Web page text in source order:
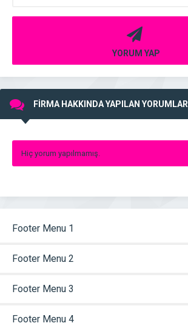
YORUM YAP
FİRMA HAKKINDA YAPILAN YORUMLAR
Hiç yorum yapılmamış.
Footer Menu 1
Footer Menu 2
Footer Menu 3
Footer Menu 4